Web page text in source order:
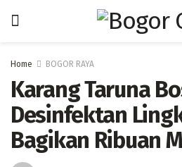
Home BOGOR RAYA
Karang Taruna
Desinfektan
Bagikan Ribuan